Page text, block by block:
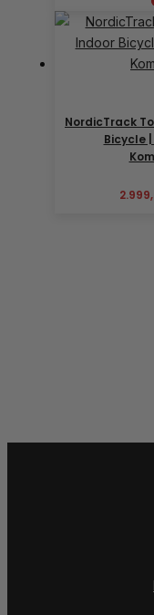
NordicTrack
Bicycle